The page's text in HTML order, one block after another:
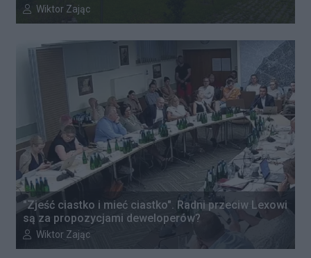
Autor artykułu:
Wiktor Zając
"Zjeść ciastko i mieć ciastko". Radni przeciw Lexowi
są za propozycjami deweloperów?
Autor artykułu:
Wiktor Zając